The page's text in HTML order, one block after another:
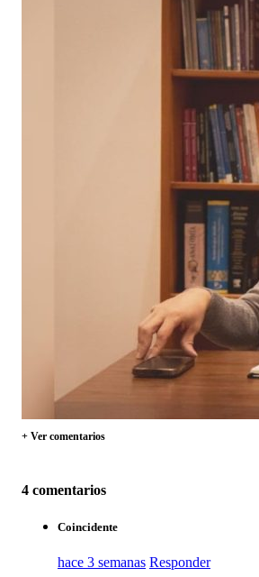
+ Ver comentarios
4 comentarios
Coincidente
hace 3 semanas Responder